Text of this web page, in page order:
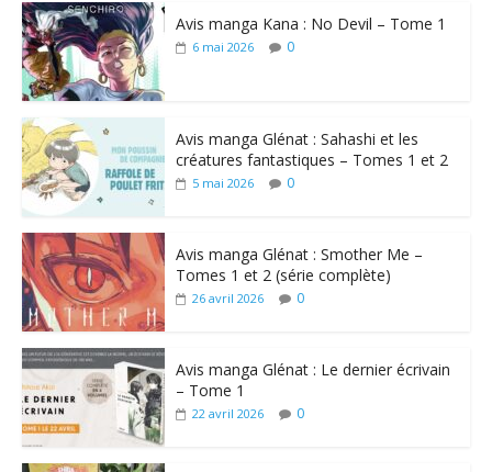
Avis manga Kana : No Devil – Tome 1
6 mai 2026 0
Avis manga Glénat : Sahashi et les
créatures fantastiques – Tomes 1 et 2
5 mai 2026 0
Avis manga Glénat : Smother Me –
Tomes 1 et 2 (série complète)
26 avril 2026 0
Avis manga Glénat : Le dernier écrivain
– Tome 1
22 avril 2026 0